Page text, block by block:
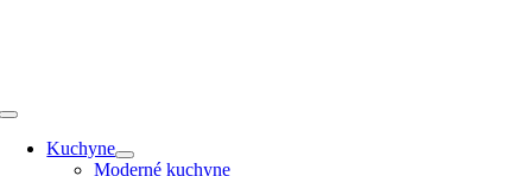
Toggle
NavigationKuchyne
Moderné kuchyne